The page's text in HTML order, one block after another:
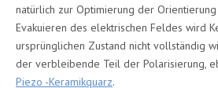
natürlich zur Optimierung der Orientierung
Evakuieren des elektrischen Feldes wird
ursprünglichen Zustand nicht vollständig
der verbleibende Teil der Polarisierung,
Piezo -Keramikquarz.